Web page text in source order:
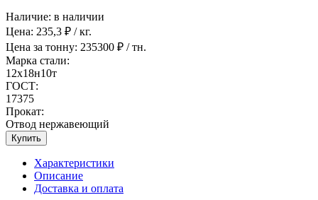
Наличие: в наличии
Цена: 235,3 ₽ / кг.
Цена за тонну: 235300 ₽ / тн.
Марка стали:
12х18н10т
ГОСТ:
17375
Прокат:
Отвод нержавеющий
Купить
Характеристики
Описание
Доставка и оплата